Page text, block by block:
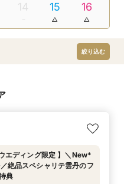
14 15 16
絞り込む
エディング限定 】＼New*
絶品スペシャリテ雲丹のフ
典